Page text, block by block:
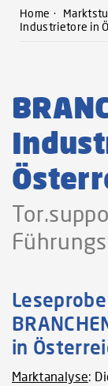
Home
Industrietore in
in
Marktanalyse: